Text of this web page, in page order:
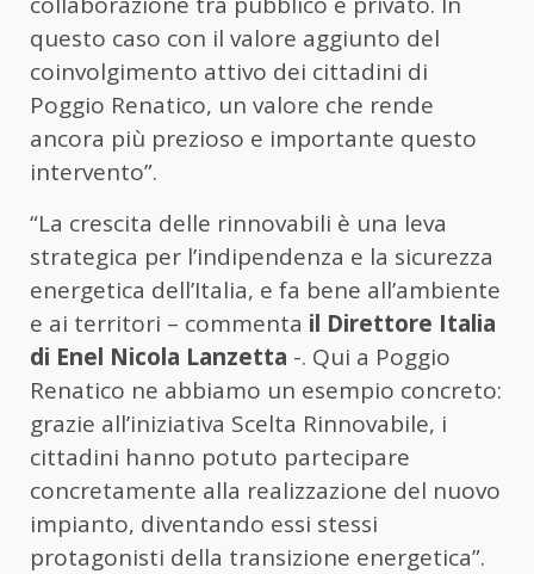
questo caso con il valore aggiunto del
coinvolgimento attivo dei cittadini di
Poggio Renatico, un valore che rende
ancora più prezioso e importante questo
intervento”.
“La crescita delle rinnovabili è una leva
strategica per l’indipendenza e la sicurezza
energetica dell’Italia, e fa bene all’ambiente
e ai territori – commenta il Direttore Italia
di Enel Nicola Lanzetta -. Qui a Poggio
Renatico ne abbiamo un esempio concreto:
grazie all’iniziativa Scelta Rinnovabile, i
cittadini hanno potuto partecipare
concretamente alla realizzazione del nuovo
impianto, diventando essi stessi
protagonisti della transizione energetica”.